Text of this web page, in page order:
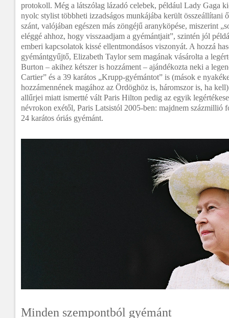
protokoll. Még a látszólag lázadó celebek, például Lady Gaga
nyolc stylist többheti izzadságos munkájába került összeállítani
szánt, valójában egészen más zöngéjű aranyköpése, miszerint
eléggé ahhoz, hogy visszaadjam a gyémántjait”, szintén jól
emberi kapcsolatok kissé ellentmondásos viszonyát. A hozzá
gyémántgyűjtő, Elizabeth Taylor sem magának vásárolta a
Burton – akihez kétszer is hozzáment – ajándékozta neki a
Cartier” és a 39 karátos „Krupp-gyémántot” is (mások e
hozzámennének magához az Ördöghöz is, háromszor is, ha
allűrjei miatt ismertté vált Paris Hilton pedig az egyik
névrokon exétől, Paris Latsistól 2005-ben: majdnem százmillió
24 karátos óriás gyémánt.
Minden szempontból gyémánt